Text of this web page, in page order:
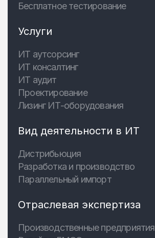
Бесплатное тестирование
Услуги
ИТ аутсорсинг
ИТ консалтинг
ИТ аудит
Проектирование
Лизинг ИТ-оборудования
Вид деятельности в ИТ
Дистрибьюция
Разработка и производство
Параллельный импорт
Отраслевая экспертиза
Производственные предприятия